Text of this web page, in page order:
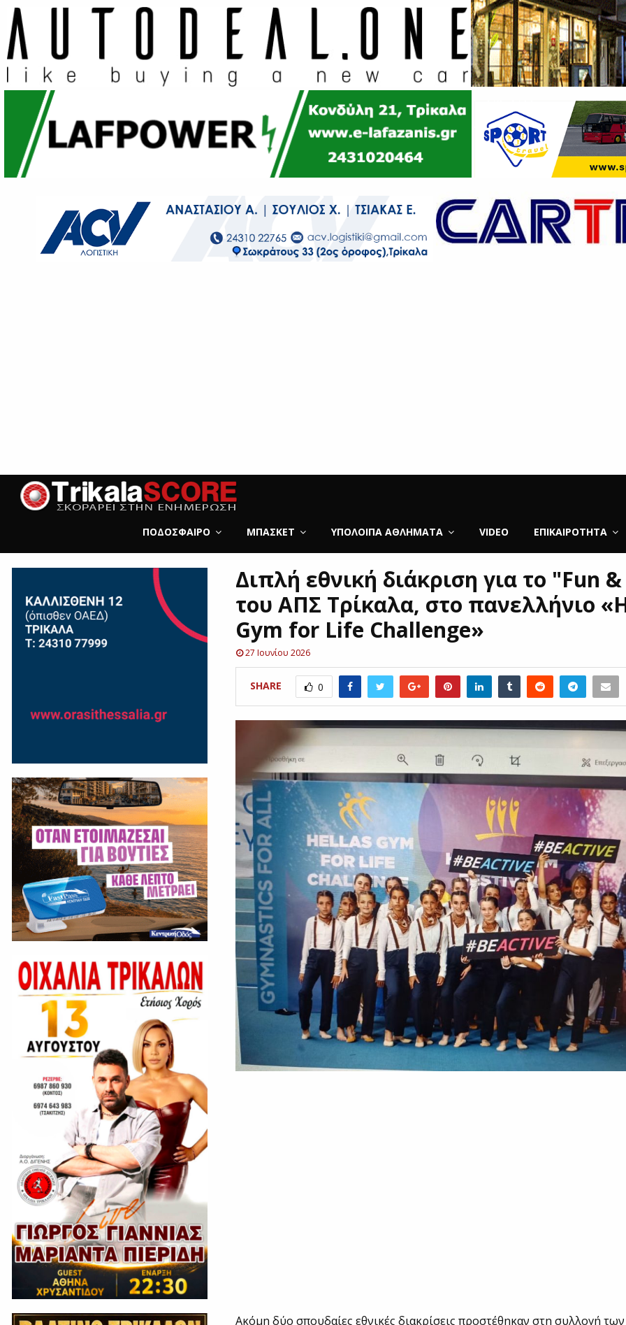
ΠΟΔΌΣΦΑΙΡΟ ΜΠΆΣΚΕΤ ΥΠΌΛΟΙΠΑ ΑΘΛΉΜΑΤΑ VIDEO ΕΠΙΚΑΙΡΌΤΗΤΑ
Διπλή εθνική διάκριση για το "Fun
του ΑΠΣ Τρίκαλα, στο πανελλήνιο
Gym for Life Challenge»
27 Ιουνίου 2026
SHARE 0
Ακόμη δύο σπουδαίες εθνικές διακρίσεις προστέθηκαν στη συλλογή